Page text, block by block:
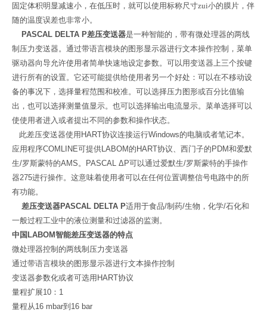
固定体积明显减速小，在低压时，就可以使用标称尺寸zui小的膜片，伴
随的温度误差也非常小。
PASCAL DELTA P差压变送器是一种智能的，带有微处理器的两线
制压力变送器。通过带语言模块的图形显示器进行文本操作控制，菜单
驱动器向导允许使用者简单快速地设定参数。可以用变送器上三个按键
进行所有的设置。它还可能提供给使用者另一个好处：可以在不移动设
备的事况下，选择量程范围和校准。可以选择压力图形或百分比值输
出，也可以选择测量值显示。也可以选择输出电流显示。菜单选择可以
使使用者进入或者提出不同的参数和操作状态。
此差压变送器使用 HART协议连接运行Windows的电脑或者笔记本。
应用程序COMLINE可提供 LABOM 的 HART协议、西门子的 PDM和爱默
生/罗斯蒙特的AMS 。 PASCAL ΔP可以通过爱默生/罗斯蒙特的手操作
器275进行操作。这意味着使用者可以在任何位置调整信号电路中的所
有功能。
差压变送器PASCAL DELTA P适用于食品/制药/生物，化学/石化和
一般过程工业中的液位测量和过滤器的监测。
中国 LABOM智能差压变送器的特点
微处理器控制的两线制压力变送器
通过带语言模块的图形显示器进行文本操作控制
变送器参数化或者可选用 HART协议
量程扩展10 ： 1
量程从 16 mbar到 16 bar